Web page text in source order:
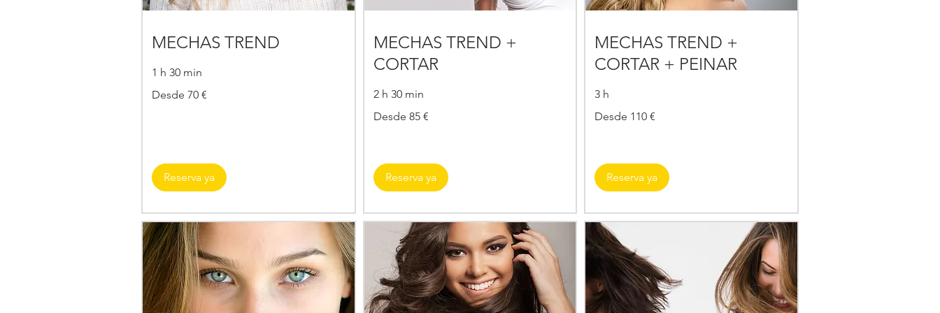
MECHAS TREND
1 h 30 min
70
Desde 70 €
Reserva ya
MECHAS TREND +
CORTAR
2 h 30 min
85
Desde 85 €
Reserva ya
MECHAS TREND +
CORTAR + PEINAR
3 h
110
Desde 110 €
Reserva ya